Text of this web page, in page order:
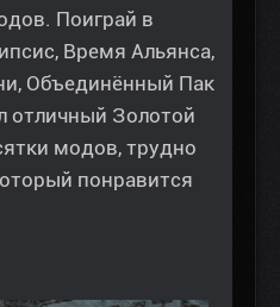
Поиграй в
Время Альянса,
Объединённый Пак
отличный Золотой
модов, трудно
понравится